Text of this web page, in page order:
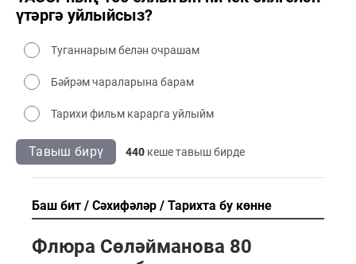
үтәргә уйлыйсыз?
Туганнарым белән очрашам
Бәйрәм чараларына барам
Тарихи фильм карарга уйлыйм
Тавыш бирү 440 кеше тавыш бирде
Баш бит Сәхифәләр Тарихта бу көнне
Флюра Сөләйманова 80